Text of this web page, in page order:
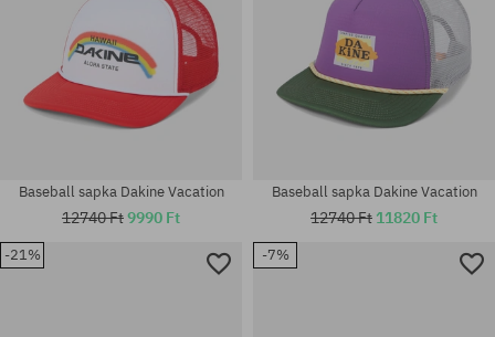
Baseball sapka Dakine Vacation
12740 Ft9990 Ft
Baseball sapka Dakine Vacation
12740 Ft 11820 Ft
-21% -7%